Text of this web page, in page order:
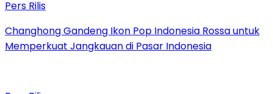
Pers Rilis
Changhong Gandeng Ikon Pop Indonesia Rossa untuk
Memperkuat Jangkauan di Pasar Indonesia